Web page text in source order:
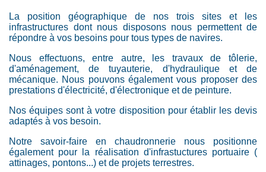
La position géographique de nos trois sites et les
infrastructures dont nous disposons nous permettent de
répondre à vos besoins pour tous types de navires.
Nous effectuons, entre autre, les travaux de tôlerie,
d'aménagement, de tuyauterie, d'hydraulique et de
mécanique. Nous pouvons également vous proposer des
prestations d'électricité, d'électronique et de peinture.
Nos équipes sont à votre disposition pour établir les devis
adaptés à vos besoin.
Notre savoir-faire en chaudronnerie nous positionne
également pour la réalisation d'infrastuctures portuaire (
attinages, pontons...) et de projets terrestres.